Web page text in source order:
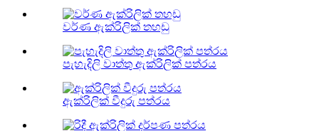
වර්ණ ඇක්රිලික් තහඩු
පැහැදිලි වාත්තු ඇක්රිලික් පත්රය
ඇක්රිලික් වීදුරු පත්රය